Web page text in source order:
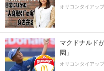
オリコンタイアッ
マクドナルド
園」
オリコンタイアッ